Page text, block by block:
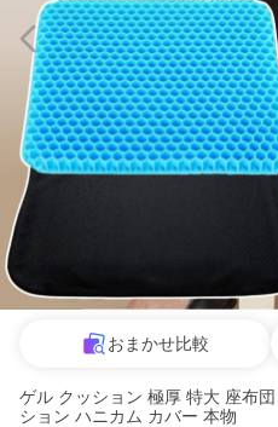
おまかせ比較
ゲル クッション 極厚 特大 座布
ション ハニカム カバー 本物